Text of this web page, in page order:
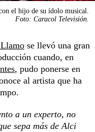
el hijo de su ídolo musical.
Foto: Caracol Televisión.
se llevó una gran
cuando, en
, pudo ponerse en
al artista que ha
a un experto, no
sepa más de Alci